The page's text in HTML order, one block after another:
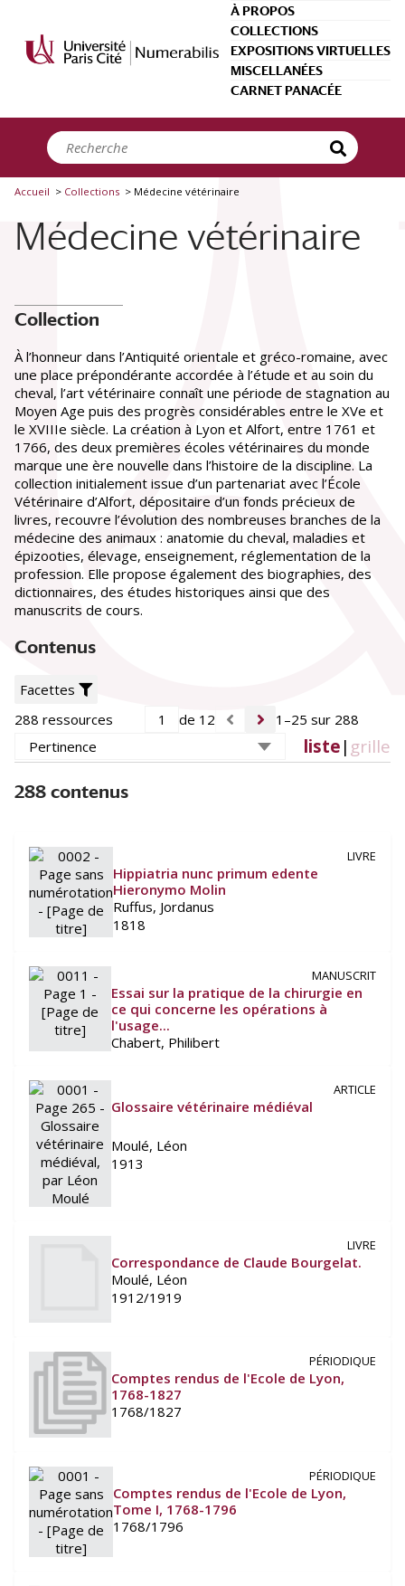
À PROPOS
COLLECTIONS
EXPOSITIONS VIRTUELLES
MISCELLANÉES
CARNET PANACÉE
Accueil > Collections > Médecine vétérinaire
Médecine vétérinaire
Collection
À l’honneur dans l’Antiquité orientale et gréco-romaine, avec
une place prépondérante accordée à l’étude et au soin du
cheval, l’art vétérinaire connaît une période de stagnation au
Moyen Age puis des progrès considérables entre le XVe et
le XVIIIe siècle. La création à Lyon et Alfort, entre 1761 et
1766, des deux premières écoles vétérinaires du monde
marque une ère nouvelle dans l’histoire de la discipline. La
collection initialement issue d’un partenariat avec l’École
Vétérinaire d’Alfort, dépositaire d’un fonds précieux de
livres, recouvre l’évolution des nombreuses branches de la
médecine des animaux : anatomie du cheval, maladies et
épizooties, élevage, enseignement, réglementation de la
profession. Elle propose également des biographies, des
dictionnaires, des études historiques ainsi que des
manuscrits de cours.
Contenus
Périodique(23)
Référence
Manuscrit(13)
Archives(4)
Créateurs
Delafond, Onésime
Flandrin, Pierre(8)
Buc'hoz, Pierre-Joseph
Voir plus
Date
Entre et
Siècle
16e siècle (9)
17e siècle(24)
18e siècle(67)
19e siècle (168)
20e siècle (20)
Périodique
École nationale vétérinaire d'Alfort (ENVA)
Université Paris Cité. BIU Santé Médecine
Bibliothèque nationale de France (BnF)
Bibliothèque de l'Institut de France
Collection particulière(2)
Université Paris 3 - Sorbonne nouvelle
Facettes
288 ressources
de 12 1–25 sur 288
liste | grille
288 contenus
LIVRE
Hippiatria nunc primum edente
Hieronymo Molin
Ruffus, Jordanus
1818
MANUSCRIT
Essai sur la pratique de la chirurgie en
ce qui concerne les opérations à
l'usage...
Chabert, Philibert
ARTICLE
Glossaire vétérinaire médiéval
Moulé, Léon
1913
LIVRE
Correspondance de Claude Bourgelat.
Moulé, Léon
1912/1919
PÉRIODIQUE
Comptes rendus de l'Ecole de Lyon,
1768-1827
1768/1827
PÉRIODIQUE
Comptes rendus de l'Ecole de Lyon,
Tome I, 1768-1796
1768/1796